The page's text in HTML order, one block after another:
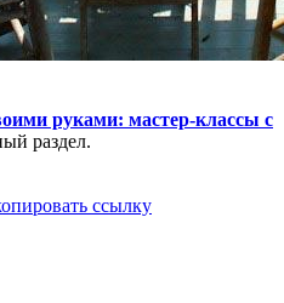
руками: мастер-классы с
раздел.
ссылку